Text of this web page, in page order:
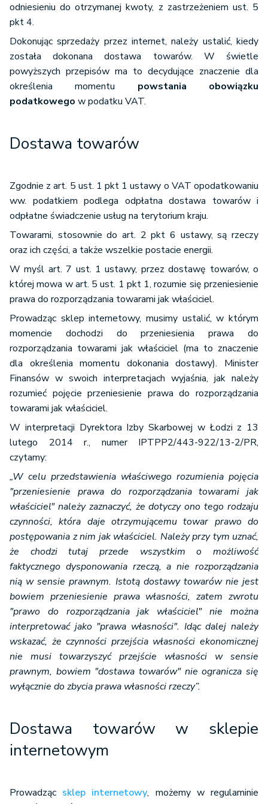
odniesieniu do otrzymanej kwoty, z zastrzeżeniem ust. 5
pkt 4.
Dokonując sprzedaży przez internet, należy ustalić, kiedy
została dokonana dostawa towarów. W świetle
powyższych przepisów ma to decydujące znaczenie dla
określenia momentu powstania obowiązku
podatkowego w podatku VAT.
Dostawa towarów
Zgodnie z art. 5 ust. 1 pkt 1 ustawy o VAT opodatkowaniu
ww. podatkiem podlega odpłatna dostawa towarów i
odpłatne świadczenie usług na terytorium kraju.
Towarami, stosownie do art. 2 pkt 6 ustawy, są rzeczy
oraz ich części, a także wszelkie postacie energii.
W myśl art. 7 ust. 1 ustawy, przez dostawę towarów, o
której mowa w art. 5 ust. 1 pkt 1, rozumie się przeniesienie
prawa do rozporządzania towarami jak właściciel.
Prowadząc sklep internetowy, musimy ustalić, w którym
momencie dochodzi do przeniesienia prawa do
rozporządzania towarami jak właściciel (ma to znaczenie
dla określenia momentu dokonania dostawy). Minister
Finansów w swoich interpretacjach wyjaśnia, jak należy
rozumieć pojęcie przeniesienie prawa do rozporządzania
towarami jak właściciel.
W interpretacji Dyrektora Izby Skarbowej w Łodzi z 13
lutego 2014 r., numer IPTPP2/443-922/13-2/PR,
czytamy:
„W celu przedstawienia właściwego rozumienia pojęcia
"przeniesienie prawa do rozporządzania towarami jak
właściciel" należy zaznaczyć, że dotyczy ono tego rodzaju
czynności, która daje otrzymującemu towar prawo do
postępowania z nim jak właściciel. Należy przy tym uznać,
że chodzi tutaj przede wszystkim o możliwość
faktycznego dysponowania rzeczą, a nie rozporządzania
nią w sensie prawnym. Istotą dostawy towarów nie jest
bowiem przeniesienie prawa własności, zatem zwrotu
"prawo do rozporządzania jak właściciel" nie można
interpretować jako "prawa własności". Idąc dalej należy
wskazać, że czynności przejścia własności ekonomicznej
nie musi towarzyszyć przejście własności w sensie
prawnym, bowiem "dostawa towarów" nie ogranicza się
wyłącznie do zbycia prawa własności rzeczy”.
Dostawa towarów w sklepie
internetowym
Prowadząc sklep internetowy, możemy w regulaminie